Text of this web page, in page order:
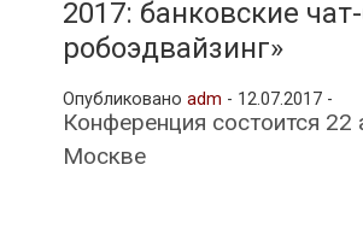
и
2017: банковские
робоэдвайзинг»
Опубликовано adm - 12.07.2017 -
Конференция состоится 22
Москве